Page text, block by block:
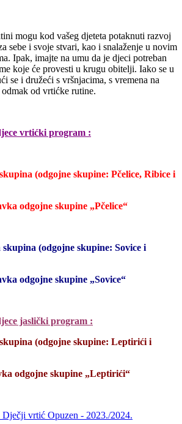
mogu kod vašeg djeteta potaknuti razvoj
sebe i svoje stvari, kao i snalaženje u novim
Ipak, imajte na umu da je djeci potreban
koje će provesti u krugu obitelji. Iako se u
se i družeći s vršnjacima, s vremena na
od vrtićke rutine.
vrtićki program :
a (odgojne skupine: Pčelice, Ribice i
odgojne skupine „Pčelice“
(odgojne skupine: Sovice i
odgojne skupine „Sovice“
jaslički program :
(odgojne skupine: Leptirići i
odgojne skupine „Leptirići“
Dječji vrtić Opuzen - 2023./2024.